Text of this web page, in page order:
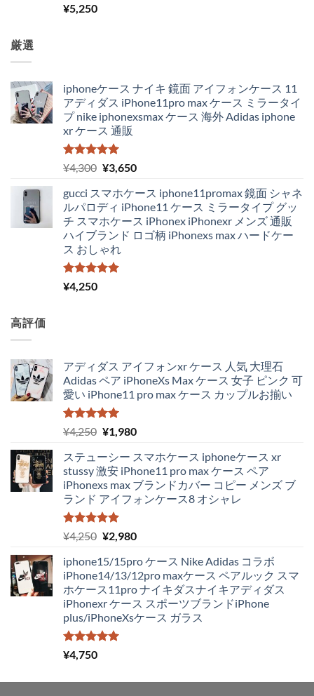
5段階中
5.00
¥5,250
厳選
iphoneケース ナイキ 鏡面 アイフォンケース 11
アディダス iPhone11pro max ケース ミラータイ
プ nike iphonexsmax ケース 海外 Adidas iphone
xr ケース 通販
5段階中
5.00
の評価
¥4,300 元
価
格
は
¥4,300
で
し
¥3,650現
の
価
格
は
gucci スマホケース iphone11promax 鏡面 シャネ
ルパロディ iPhone11 ケース ミラータイプ グッ
チ スマホケース iPhonex iPhonexr メンズ 通販
ハイブランド ロゴ柄 iPhonexs max ハードケー
ス おしゃれ
5段階中
5.00
¥4,250
高評価
アディダス アイフォンxr ケース 人気 大理石
Adidas ペア iPhoneXs Max ケース 女子 ピンク 可
愛い iPhone11 pro max ケース カップルお揃い
5段階中
5.00
の評価
¥4,250 元
価
格
は
¥4,250
で
し
¥1,980現
の
価
格
は
で
ステューシー スマホケース iphoneケース xr
stussy 激安 iPhone11 pro max ケース ペア
iPhonexs max ブランドカバー コピー メンズ ブ
ランド アイフォンケース8 オシャレ
5段階中
5.00
の評価
¥4,250 元
価
格
は
¥4,250
で
し
¥2,980現
の
価
格
は
¥2,980
iphone15/15pro ケース Nike Adidas コラボ
iPhone14/13/12pro maxケース ペアルック スマ
ホケース11pro ナイキダスナイキアディダス
iPhonexr ケース スポーツブランドiPhone
plus/iPhoneXsケース ガラス
5段階中
5.00
¥4,750